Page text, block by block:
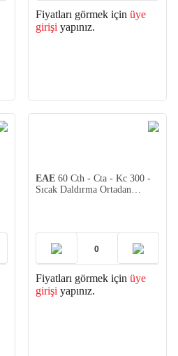
Fiyatları görmek için üye
girişi yapınız.
EAE 60 Cth - Cta - Kc 300 -
Sıcak Daldırma Ortadan
Fiyatları görmek için üye
girişi yapınız.